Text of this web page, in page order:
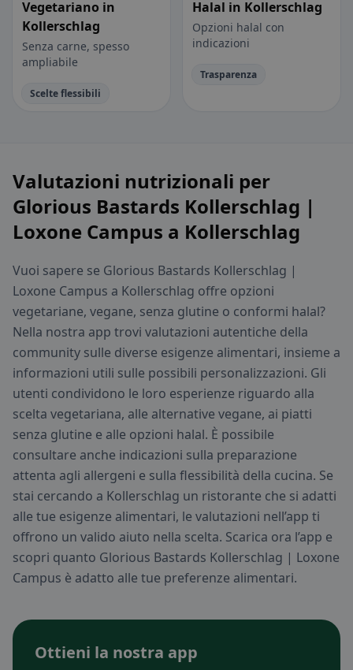
Vegetariano in
Kollerschlag
Senza carne, spesso
ampliabile
Scelte flessibili
Halal in Kollerschlag
Opzioni halal con
indicazioni
Trasparenza
Valutazioni nutrizionali per
Glorious Bastards Kollerschlag |
Loxone Campus a Kollerschlag
Vuoi sapere se Glorious Bastards Kollerschlag |
Loxone Campus a Kollerschlag offre opzioni
vegetariane, vegane, senza glutine o conformi halal?
Nella nostra app trovi valutazioni autentiche della
community sulle diverse esigenze alimentari, insieme a
informazioni utili sulle possibili personalizzazioni. Gli
utenti condividono le loro esperienze riguardo alla
scelta vegetariana, alle alternative vegane, ai piatti
senza glutine e alle opzioni halal. È possibile
consultare anche indicazioni sulla preparazione
attenta agli allergeni e sulla flessibilità della cucina. Se
stai cercando a Kollerschlag un ristorante che si adatti
alle tue esigenze alimentari, le valutazioni nell’app ti
offrono un valido aiuto nella scelta. Scarica ora l’app e
scopri quanto Glorious Bastards Kollerschlag | Loxone
Campus è adatto alle tue preferenze alimentari.
Ottieni la nostra app